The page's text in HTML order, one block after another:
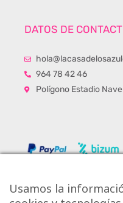
DATOS DE
964 78 42 46
Polígono Estadio
Usamos la